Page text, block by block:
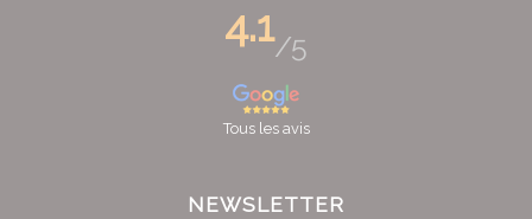
4.1/5
Tous les avis
NEWSLETTER